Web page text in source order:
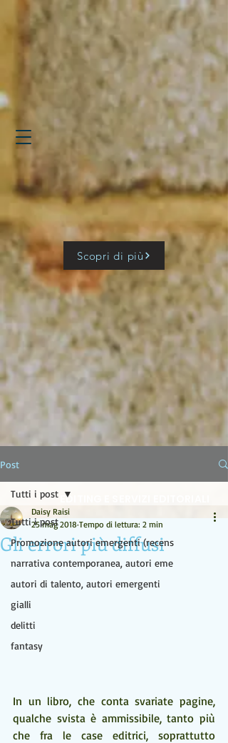
EDITING E SERVIZI EDITORIALI
Scopri di più
Post
Tutti i post
Promozione autori emergenti (recens
narrativa contemporanea, autori eme
autori di talento, autori emergenti
gialli
delitti
fantasy
Tutti i post
Gli errori più diffusi
Daisy Raisi
25 mag 2018 Tempo di lettura: 2 min
In un libro, che conta svariate pagine,
qualche svista è ammissibile, tanto più
che fra le case editrici, soprattutto